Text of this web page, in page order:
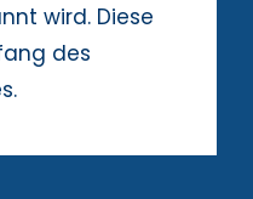
wird. Diese
des